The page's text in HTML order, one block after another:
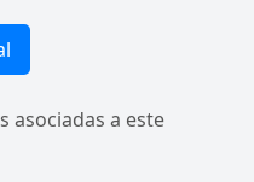
asociadas a este